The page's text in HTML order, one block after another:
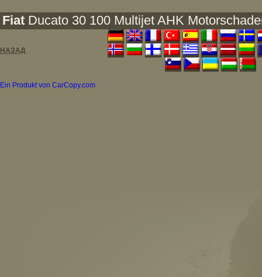
Fiat Ducato 30 100 Multijet AHK
НАЗАД
Ein Produkt von CarCopy.com